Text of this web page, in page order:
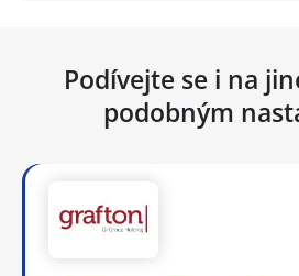
Podívejte se i na
podobným